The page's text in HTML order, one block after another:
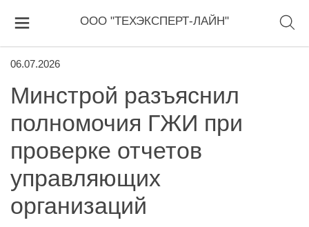
ООО "ТЕХЭКСПЕРТ-ЛАЙН"
06.07.2026
Минстрой разъяснил
полномочия ГЖИ при
проверке отчетов
управляющих
организаций